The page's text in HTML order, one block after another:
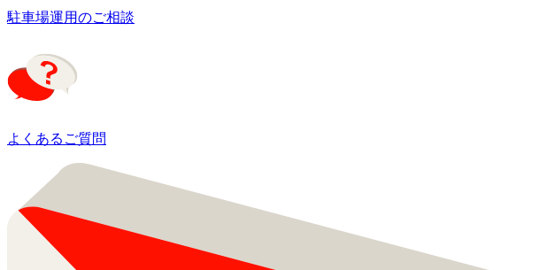
駐車場運用のご相談
よくあるご質問